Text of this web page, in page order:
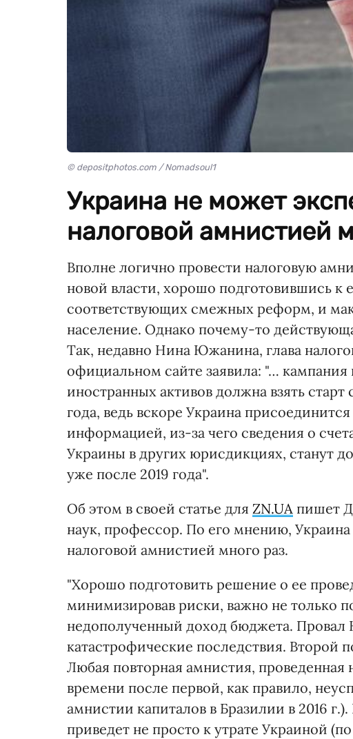
© depositphotos.com / Nomadsoul1
Украина не может
налоговой амнистией
Вполне логично провести налоговую
новой власти, хорошо подготовившись к
соответствующих смежных реформ, и
население. Однако почему-то
Так, недавно Нина Южанина, глава
официальном сайте заявила: "…
иностранных активов должна взять
года, ведь вскоре Украина
информацией, из-за чего сведения о
Украины в других юрисдикциях, станут
уже после 2019 года".
Об этом в своей статье для ZN.UA пишет
наук, профессор. По его мнению,
налоговой амнистией много раз.
"Хорошо подготовить решение о ее
минимизировав риски, важно не только
недополученный доход бюджета. Провал
катастрофические последствия. Второй
Любая повторная амнистия,
времени после первой, как правило,
амнистии капиталов в Бразилии в 2016
приведет не просто к утрате Украиной